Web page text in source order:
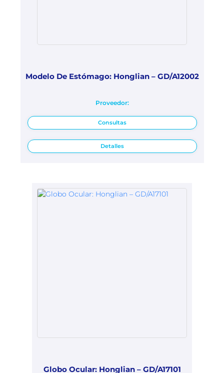
Modelo De Estómago: Honglian – GD/A12002
Proveedor:
Consultas
Detalles
Globo Ocular: Honglian – GD/A17101